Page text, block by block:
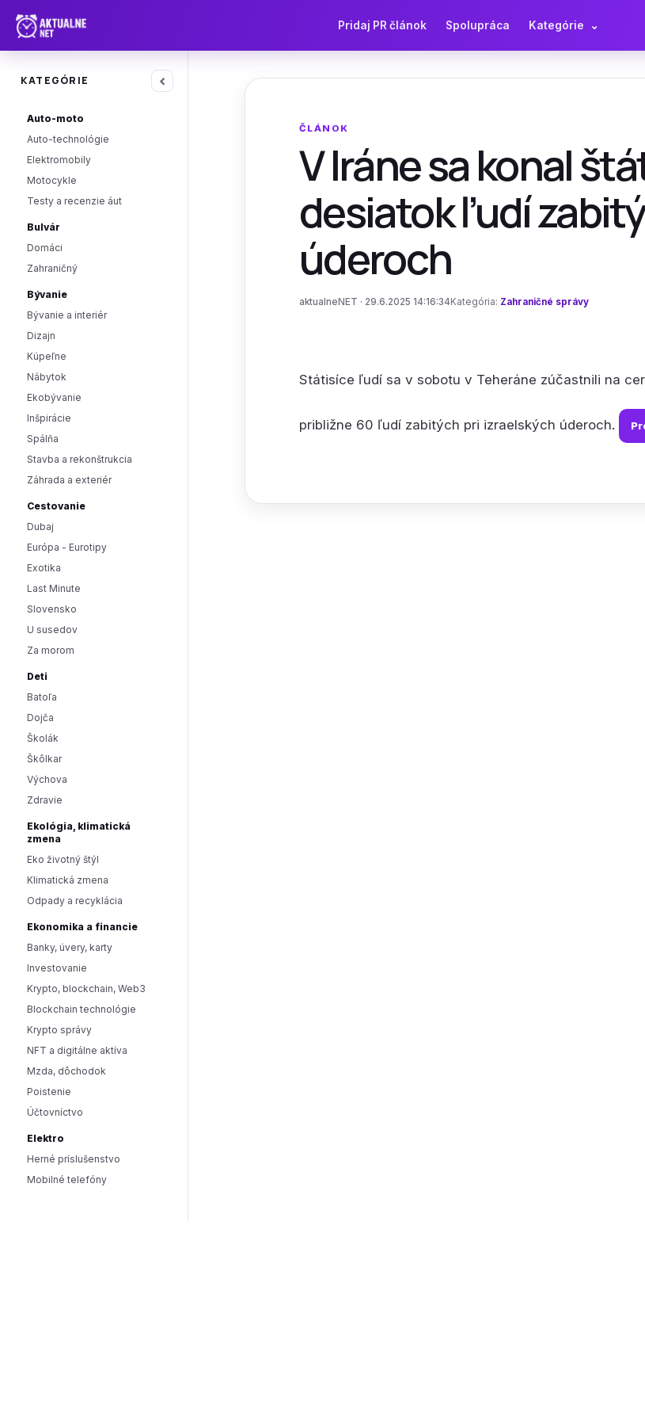
Pridaj PR článok Spolupráca Kategórie ⌄
KATEGÓRIE ‹
Auto-moto
Auto-technológie
Elektromobily
Motocykle
Testy a recenzie áut
Bulvár
Domáci
Zahraničný
Bývanie
Bývanie a interiér
Dizajn
Kúpeľne
Nábytok
Ekobývanie
Inšpirácie
Spálňa
Stavba a rekonštrukcia
Záhrada a exteriér
Cestovanie
Dubaj
Európa - Eurotipy
Exotika
Last Minute
Slovensko
U susedov
Za morom
Deti
Batoľa
Dojča
Školák
Škôlkar
Výchova
Zdravie
Ekológia, klimatická
zmena
Eko životný štýl
Klimatická zmena
Odpady a recyklácia
Ekonomika a financie
Banky, úvery, karty
Investovanie
Krypto, blockchain, Web3
Blockchain technológie
Krypto správy
NFT a digitálne aktíva
Mzda, dôchodok
Poistenie
Účtovníctvo
Elektro
Herné príslušenstvo
Mobilné telefóny
ČLÁNOK
V Iráne sa konal
desiatok ľudí
úderoch
aktualneNET · 29.6.2025 14:16:34 Kategória: Zahraničné správy
Státisíce ľudí sa v sobotu v Teheráne zúčastnili na
približne 60 ľudí zabitých pri izraelských úderoch.